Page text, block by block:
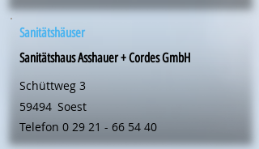
Sanitätshäuser
Sanitätshaus Asshauer + Cordes GmbH
Schüttweg 3
59494 Soest
Telefon 0 29 21 - 66 54 40